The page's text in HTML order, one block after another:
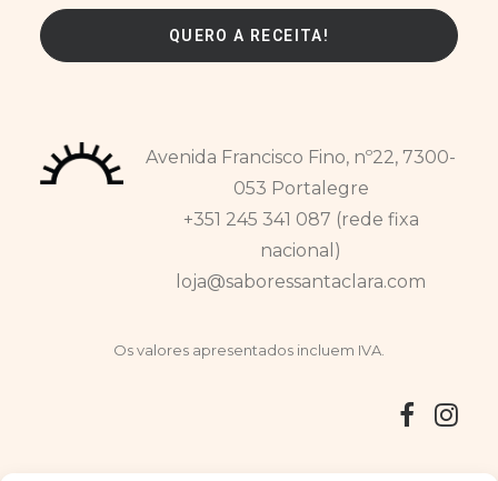
Avenida Francisco Fino, nº22, 7300-
053 Portalegre
+351 245 341 087 (rede fixa
nacional)
loja@saboressantaclara.com
Os valores apresentados incluem IVA.